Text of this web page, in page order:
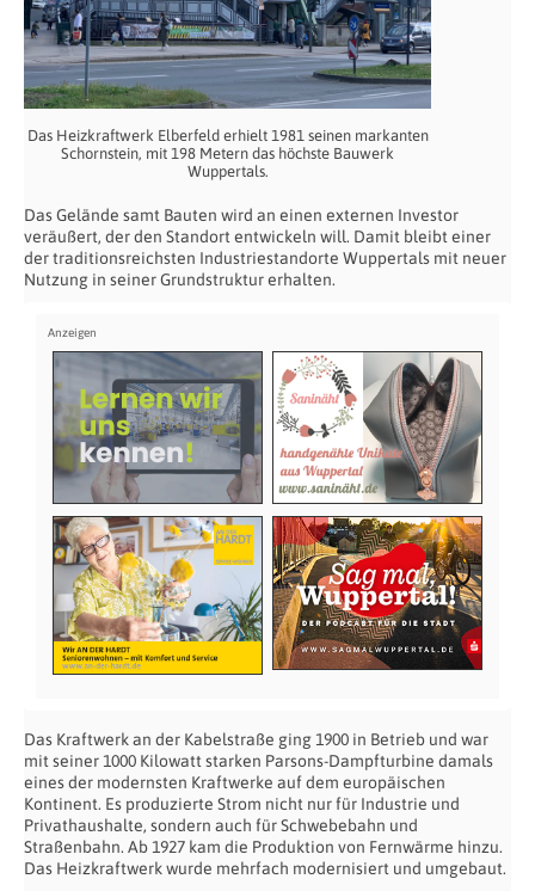
Das Heizkraftwerk Elberfeld erhielt 1981 seinen markanten
Schornstein, mit 198 Metern das höchste Bauwerk
Wuppertals.
Das Gelände samt Bauten wird an einen externen Investor
veräußert, der den Standort entwickeln will. Damit bleibt einer
der traditionsreichsten Industriestandorte Wuppertals mit neuer
Nutzung in seiner Grundstruktur erhalten.
Das Kraftwerk an der Kabelstraße ging 1900 in Betrieb und war
mit seiner 1000 Kilowatt starken Parsons-Dampfturbine damals
eines der modernsten Kraftwerke auf dem europäischen
Kontinent. Es produzierte Strom nicht nur für Industrie und
Privathaushalte, sondern auch für Schwebebahn und
Straßenbahn. Ab 1927 kam die Produktion von Fernwärme hinzu.
Das Heizkraftwerk wurde mehrfach modernisiert und umgebaut.